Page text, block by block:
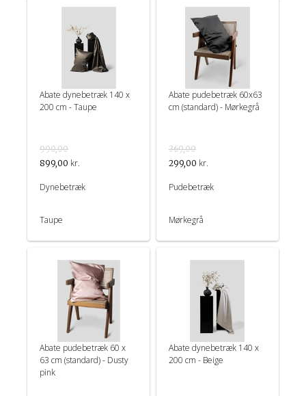
Abate dynebetræk 140 x
200 cm - Taupe
990,00
899,00 kr.
Dynebetræk
Taupe
Abate pudebetræk 60x63
cm (standard) - Mørkegrå
369,00
299,00 kr.
Pudebetræk
Mørkegrå
Abate pudebetræk 60 x
63 cm (standard) - Dusty
pink
Abate dynebetræk 140 x
200 cm - Beige